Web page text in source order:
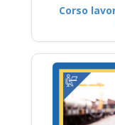
Corso